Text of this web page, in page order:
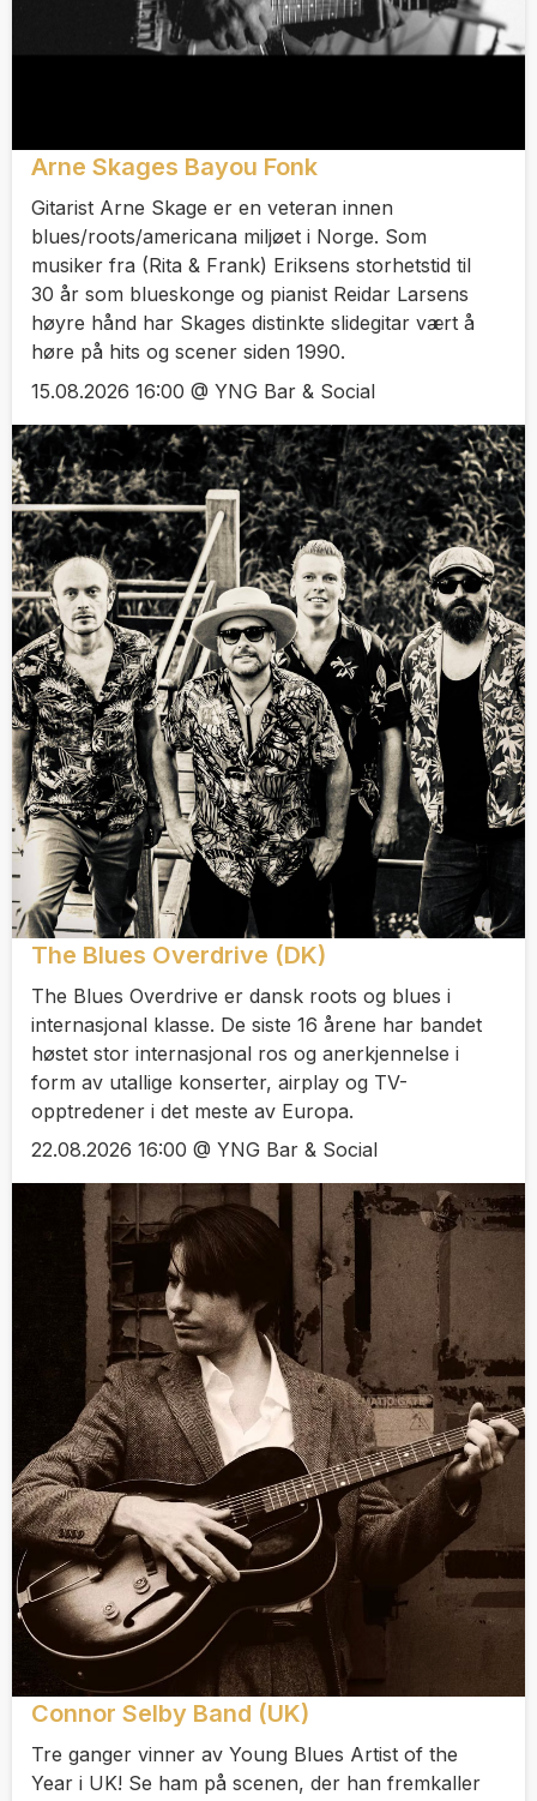
Arne Skages Bayou Fonk
Gitarist Arne Skage er en veteran innen
blues/roots/americana miljøet i Norge. Som
musiker fra (Rita & Frank) Eriksens storhetstid til
30 år som blueskonge og pianist Reidar Larsens
høyre hånd har Skages distinkte slidegitar vært å
høre på hits og scener siden 1990.
15.08.2026 16:00 @ YNG Bar & Social
The Blues Overdrive (DK)
The Blues Overdrive er dansk roots og blues i
internasjonal klasse. De siste 16 årene har bandet
høstet stor internasjonal ros og anerkjennelse i
form av utallige konserter, airplay og TV-
opptredener i det meste av Europa.
22.08.2026 16:00 @ YNG Bar & Social
Connor Selby Band (UK)
Tre ganger vinner av Young Blues Artist of the
Year i UK! Se ham på scenen, der han fremkaller